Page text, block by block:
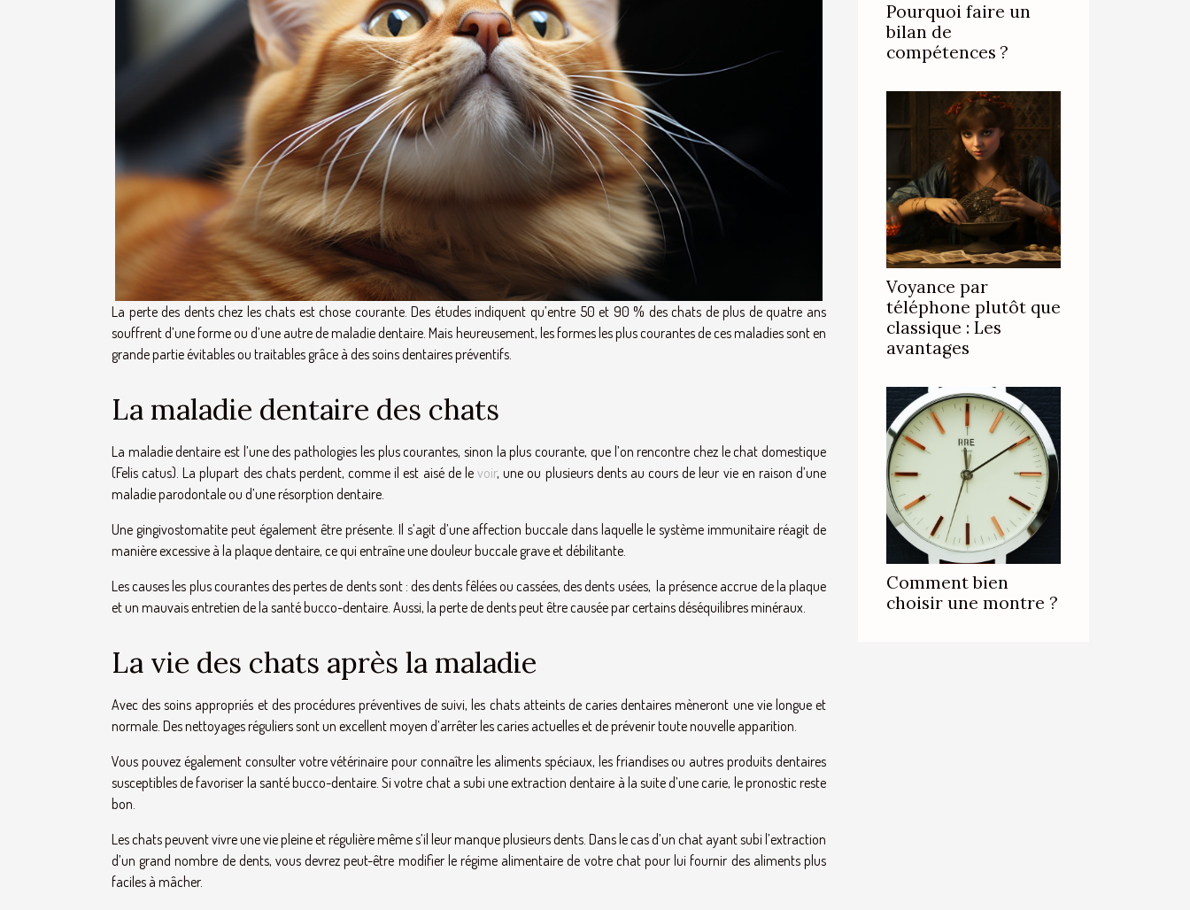
La perte des dents chez les chats est chose courante. Des études indiquent qu’entre 50 et 90 % des chats de plus de quatre ans
souffrent d’une forme ou d’une autre de maladie dentaire. Mais heureusement, les formes les plus courantes de ces maladies sont en
grande partie évitables ou traitables grâce à des soins dentaires préventifs.
La maladie dentaire des chats
La maladie dentaire est l’une des pathologies les plus courantes, sinon la plus courante, que l’on rencontre chez le chat domestique
(Felis catus). La plupart des chats perdent, comme il est aisé de levoir, une ou plusieurs dents au cours de leur vie en raison d’une
maladie parodontale ou d’une résorption dentaire.
Une gingivostomatite peut également être présente. Il s’agit d’une affection buccale dans laquelle le système immunitaire réagit de
manière excessive à la plaque dentaire, ce qui entraîne une douleur buccale grave et débilitante.
Les causes les plus courantes des pertes de dents sont : des dents fêlées ou cassées, des dents usées, la présence accrue de la plaque
et un mauvais entretien de la santé bucco-dentaire. Aussi, la perte de dents peut être causée par certains déséquilibres minéraux.
La vie des chats après la maladie
Avec des soins appropriés et des procédures préventives de suivi, les chats atteints de caries dentaires mèneront une vie longue et
normale. Des nettoyages réguliers sont un excellent moyen d’arrêter les caries actuelles et de prévenir toute nouvelle apparition.
Vous pouvez également consulter votre vétérinaire pour connaître les aliments spéciaux, les friandises ou autres produits dentaires
susceptibles de favoriser la santé bucco-dentaire. Si votre chat a subi une extraction dentaire à la suite d’une carie, le pronostic reste
bon.
Les chats peuvent vivre une vie pleine et régulière même s’il leur manque plusieurs dents. Dans le cas d’un chat ayant subi l’extraction
d’un grand nombre de dents, vous devrez peut-être modifier le régime alimentaire de votre chat pour lui fournir des aliments plus
faciles à mâcher.
Pourquoi faire un
bilan de
compétences ?
Voyance par
téléphone plutôt que
classique : Les
avantages
Comment bien
choisir une montre ?